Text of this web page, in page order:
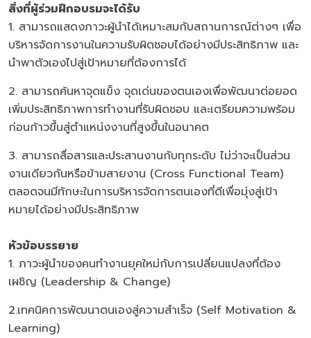
สิ่งที่ผู้ร่วมฝึกอบรมจะได้รับ
1. สามารถแสดงภาวะผู้นำได้เหมาะสมกับสถานการณ์ต่างๆ เพื่อ
บริหารจัดการงานในความรับผิดชอบได้อย่างมีประสิทธิภาพ และ
นำพาตัวเองไปสู่เป้าหมายที่ต้องการได้
2. สามารถค้นหาจุดแข็ง จุดเด่นของตนเองเพื่อพัฒนาต่อยอด
เพิ่มประสิทธิภาพการทำงานที่รับผิดชอบ และเตรียมความพร้อม
ก่อนก้าวขึ้นสู่ตำแหน่งงานที่สูงขึ้นในอนาคต
3. สามารถสื่อสารและประสานงานกับทุกระดับ ไม่ว่าจะเป็นส่วน
งานเดียวกันหรือข้ามสายงาน (Cross Functional Team)
ตลอดจนมีทักษะในการบริหารจัดการตนเองที่ดีเพื่อมุ่งสู่เป้า
หมายได้อย่างมีประสิทธิภาพ
หัวข้อบรรยาย
1. ภาวะผู้นำของคนทำงานยุคใหม่กับการเปลี่ยนแปลงที่ต้อง
เผชิญ (Leadership & Change)
2.เทคนิคการพัฒนาตนเองสู่ความสำเร็จ (Self Motivation &
Learning)